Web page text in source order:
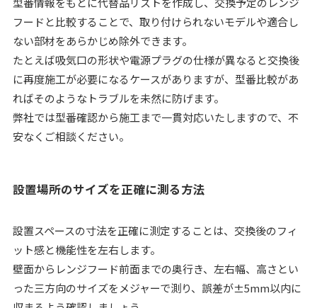
フードと比較することで、取り付けられないモデルや適合し
ない部材をあらかじめ除外できます。
たとえば吸気口の形状や電源プラグの仕様が異なると交換後
に再度施工が必要になるケースがありますが、型番比較があ
ればそのようなトラブルを未然に防げます。
弊社では型番確認から施工まで一貫対応いたしますので、不
安なくご相談ください。
設置場所のサイズを正確に測る方法
設置スペースの寸法を正確に測定することは、交換後のフィ
ット感と機能性を左右します。
壁面からレンジフード前面までの奥行き、左右幅、高さとい
った三方向のサイズをメジャーで測り、誤差が±5mm以内に